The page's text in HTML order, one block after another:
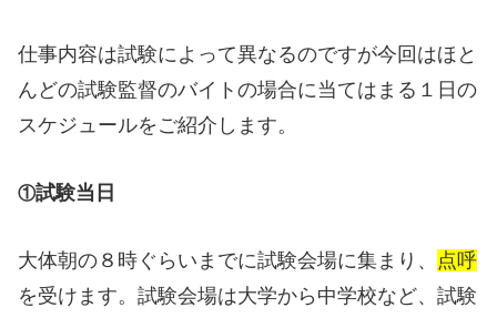
仕事内容は試験によって異なるのですが今回はほと
んどの試験監督のバイトの場合に当てはまる１日の
スケジュールをご紹介します。
①試験当日
大体朝の８時ぐらいまでに試験会場に集まり、 点呼
を受けます。試験会場は大学から中学校など、試験